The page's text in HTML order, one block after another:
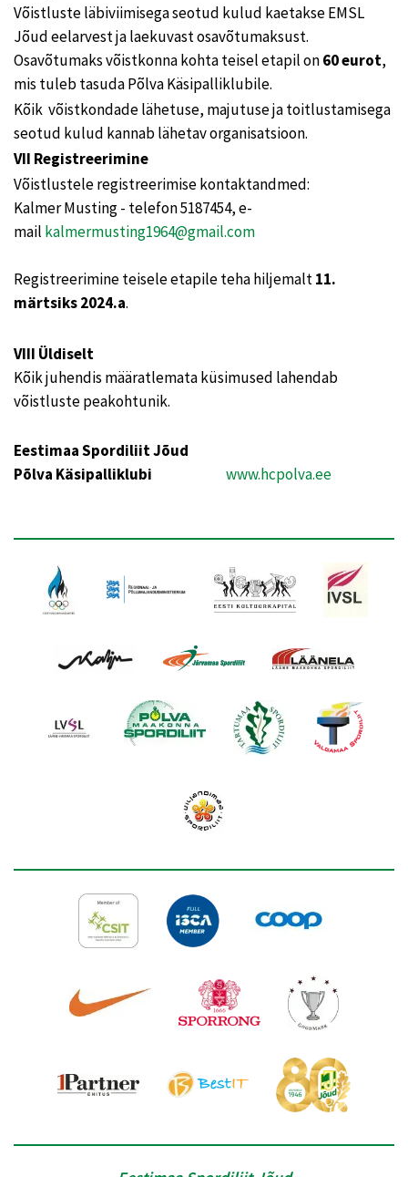
Võistluste läbiviimisega seotud kulud kaetakse EMSL
Jõud eelarvest ja laekuvast osavõtumaksust.
Osavõtumaks võistkonna kohta teisel etapil on60 eurot,
mis tuleb tasuda Põlva Käsipalliklubile.
Kõik võistkondade lähetuse, majutuse ja toitlustamisega
seotud kulud kannab lähetav organisatsioon.
VII Registreerimine
Võistlustele registreerimise kontaktandmed:
Kalmer Musting - telefon 5187454, e-
mail kalmermusting1964@gmail.com
Registreerimine teisele etapile teha hiljemalt11.
märtsiks 2024.a.
VIII Üldiselt
Kõik juhendis määratlemata küsimused lahendab
võistluste peakohtunik.
Eestimaa Spordiliit Jõud
Põlva Käsipalliklubi www.hcpolva.ee